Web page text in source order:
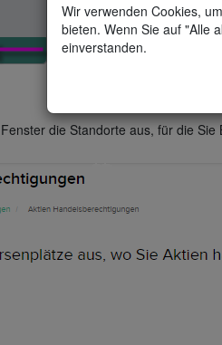
die Standorte aus, für die
Wir verwenden Cookies,
bieten. Wenn Sie auf "Alle
einverstanden.